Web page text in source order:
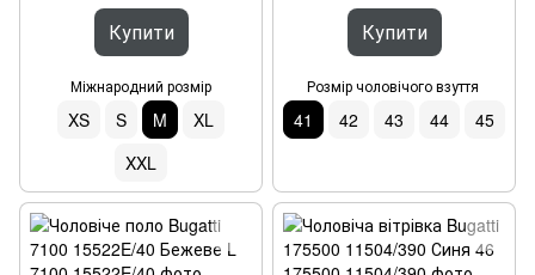
Купити
Міжнародний розмір
XS S M
XL
XXL
Купити
Розмір чоловічого взуття
41 42 43 44 45